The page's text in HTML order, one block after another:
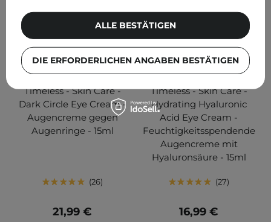
Timeless - Skin Care -
Dark Circle Eye Cream -
Augencreme gegen
Augenringe - 15ml
26
21,99 €
Timeless - Skin Care -
Hydrating Hyaluronic
Acid Eye Cream -
Feuchtigkeitsspendende
Augencreme mit
Hyaluronsäure - 15ml
27
16,99 €
DIE ERFORDERLICHEN ANGABEN BESTÄTIGEN
ALLE BESTÄTIGEN